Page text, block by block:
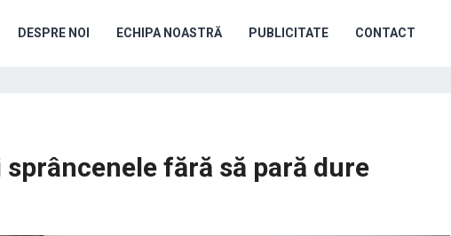
DESPRE NOI ECHIPA NOASTRĂ PUBLICITATE CONTACT
fără să pară dure